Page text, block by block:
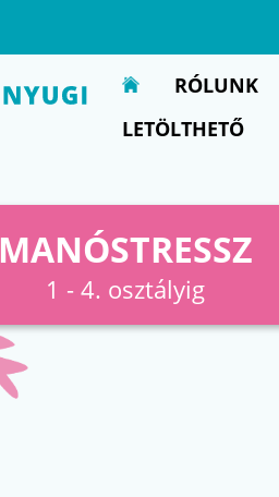
RÓLUNK
LETÖLTHETŐ
MANÓSTRESSZ
1 - 4. osztályig